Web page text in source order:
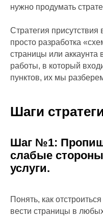
нужно продумать
Стратегия
просто разработка
страницы или
работы, в который
пунктов, их мы
Шаги
Шаг №1:
слабые
услуги.
Понять, как
вести страницы в